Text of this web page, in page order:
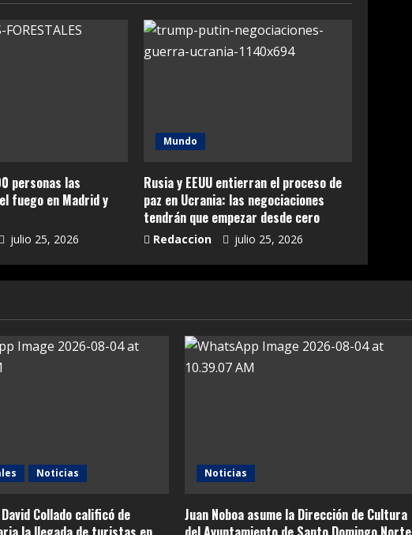
personas las
fuego en Madrid y
julio 25, 2026
Mundo
Rusia y EEUU entierran el proceso de
paz en Ucrania: las negociaciones
tendrán que empezar desde cero
Redaccion julio 25, 2026
Noticias
Collado calificó de
Noticias
Juan Noboa asume la Dirección de Cultura